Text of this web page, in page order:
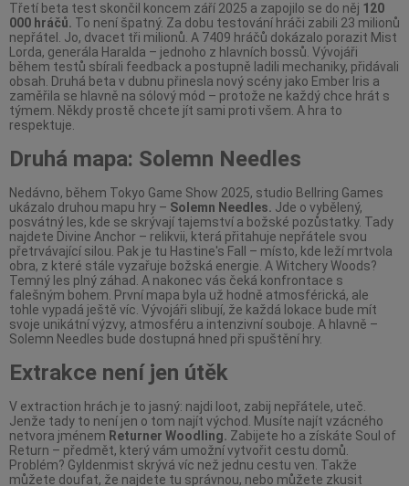
Třetí beta test skončil koncem září 2025 a zapojilo se do něj 120
000 hráčů. To není špatný. Za dobu testování hráči zabili 23 milionů
nepřátel. Jo, dvacet tři milionů. A 7409 hráčů dokázalo porazit Mist
Lorda, generála Haralda – jednoho z hlavních bossů. Vývojáři
během testů sbírali feedback a postupně ladili mechaniky, přidávali
obsah. Druhá beta v dubnu přinesla nový scény jako Ember Iris a
zaměřila se hlavně na sólový mód – protože ne každý chce hrát s
týmem. Někdy prostě chcete jít sami proti všem. A hra to
respektuje.
Druhá mapa: Solemn Needles
Nedávno, během Tokyo Game Show 2025, studio Bellring Games
ukázalo druhou mapu hry – Solemn Needles. Jde o vybělený,
posvátný les, kde se skrývají tajemství a božské pozůstatky. Tady
najdete Divine Anchor – relikvii, která přitahuje nepřátele svou
přetrvávající silou. Pak je tu Hastine's Fall – místo, kde leží mrtvola
obra, z které stále vyzařuje božská energie. A Witchery Woods?
Temný les plný záhad. A nakonec vás čeká konfrontace s
falešným bohem. První mapa byla už hodně atmosférická, ale
tohle vypadá ještě víc. Vývojáři slibují, že každá lokace bude mít
svoje unikátní výzvy, atmosféru a intenzivní souboje. A hlavně –
Solemn Needles bude dostupná hned při spuštění hry.
Extrakce není jen útěk
V extraction hrách je to jasný: najdi loot, zabij nepřátele, uteč.
Jenže tady to není jen o tom najít východ. Musíte najít vzácného
netvora jménem Returner Woodling. Zabijete ho a získáte Soul of
Return – předmět, který vám umožní vytvořit cestu domů.
Problém? Gyldenmist skrývá víc než jednu cestu ven. Takže
můžete doufat, že najdete tu správnou, nebo můžete zkusit